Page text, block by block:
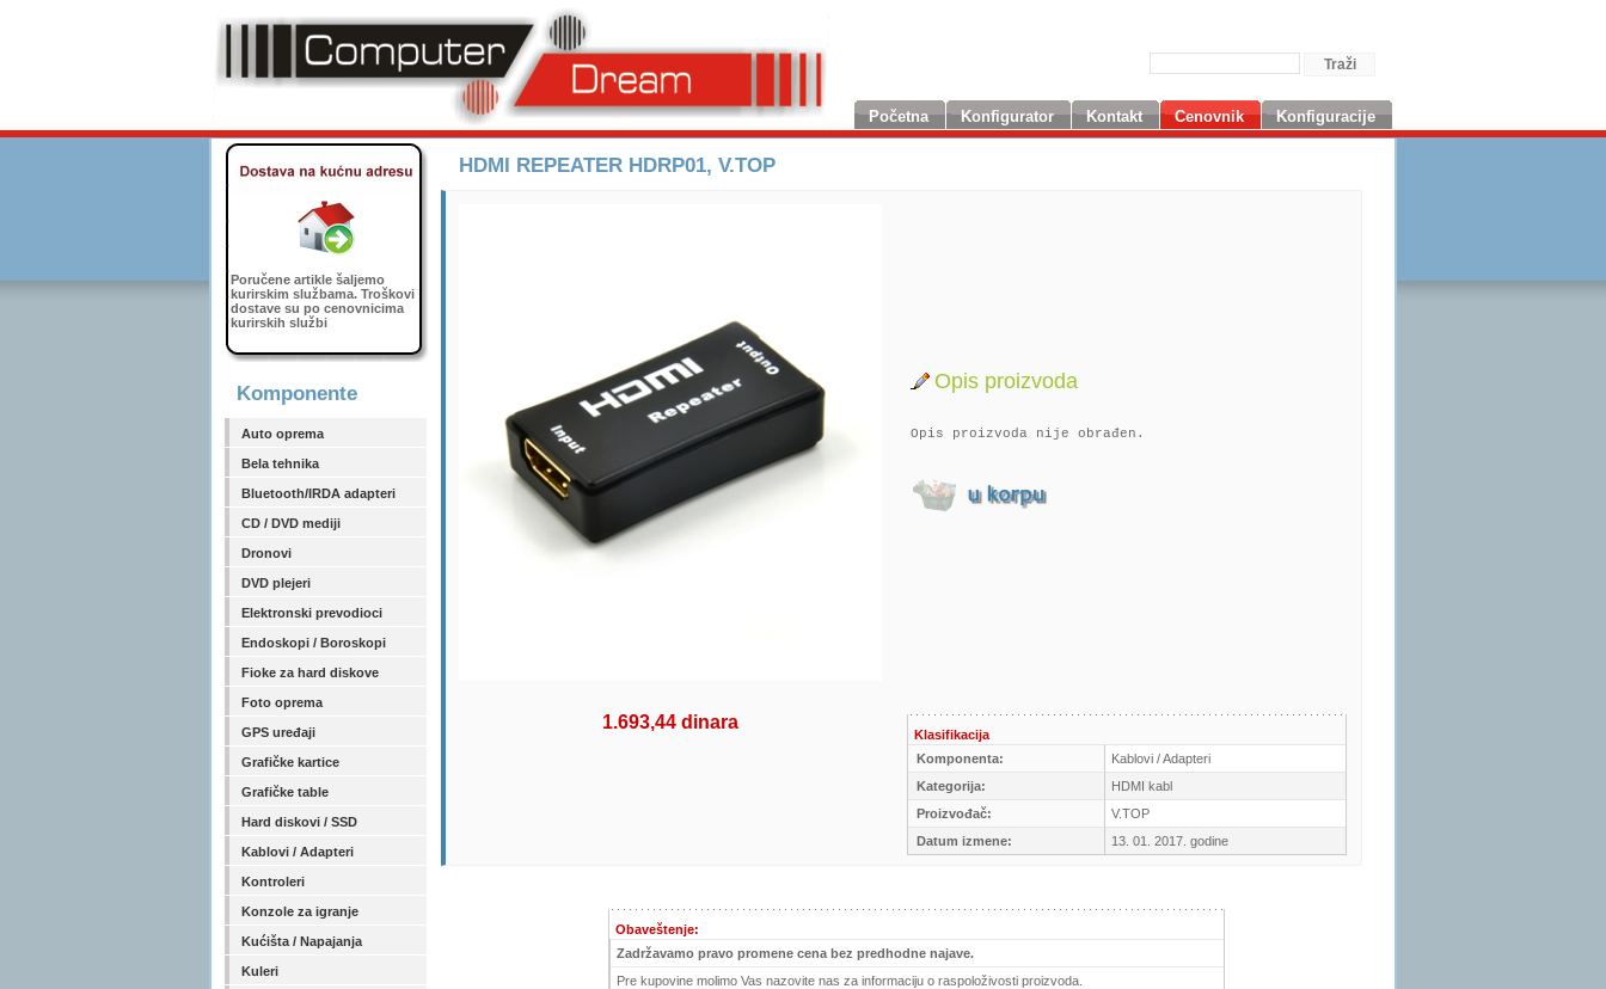
Početna Konfigurator Kontakt Cenovnik Konfiguracije
Poručene artikle šaljemo
kurirskim službama. Troškovi
dostave su po cenovnicima
kurirskih službi
Komponente
Auto oprema
Bela tehnika
Bluetooth/IRDA adapteri
CD / DVD mediji
Dronovi
DVD plejeri
Elektronski prevodioci
Endoskopi / Boroskopi
Fioke za hard diskove
Foto oprema
GPS uređaji
Grafičke kartice
Grafičke table
Hard diskovi / SSD
Kablovi / Adapteri
Kontroleri
Konzole za igranje
Kućišta / Napajanja
Kuleri
HDMI REPEATER HDRP01, V.TOP
Opis proizvoda
Opis proizvoda nije obrađen.
1.693,44 dinara
Klasifikacija
Komponenta:
Kablovi / Adapteri
Kategorija:
HDMI kabl
Proizvođač:
V.TOP
Datum izmene:
13. 01. 2017. godine
Obaveštenje:
Zadržavamo pravo promene cena bez predhodne najave.
Pre kupovine molimo Vas nazovite nas za informaciju o raspoloživosti proizvoda.